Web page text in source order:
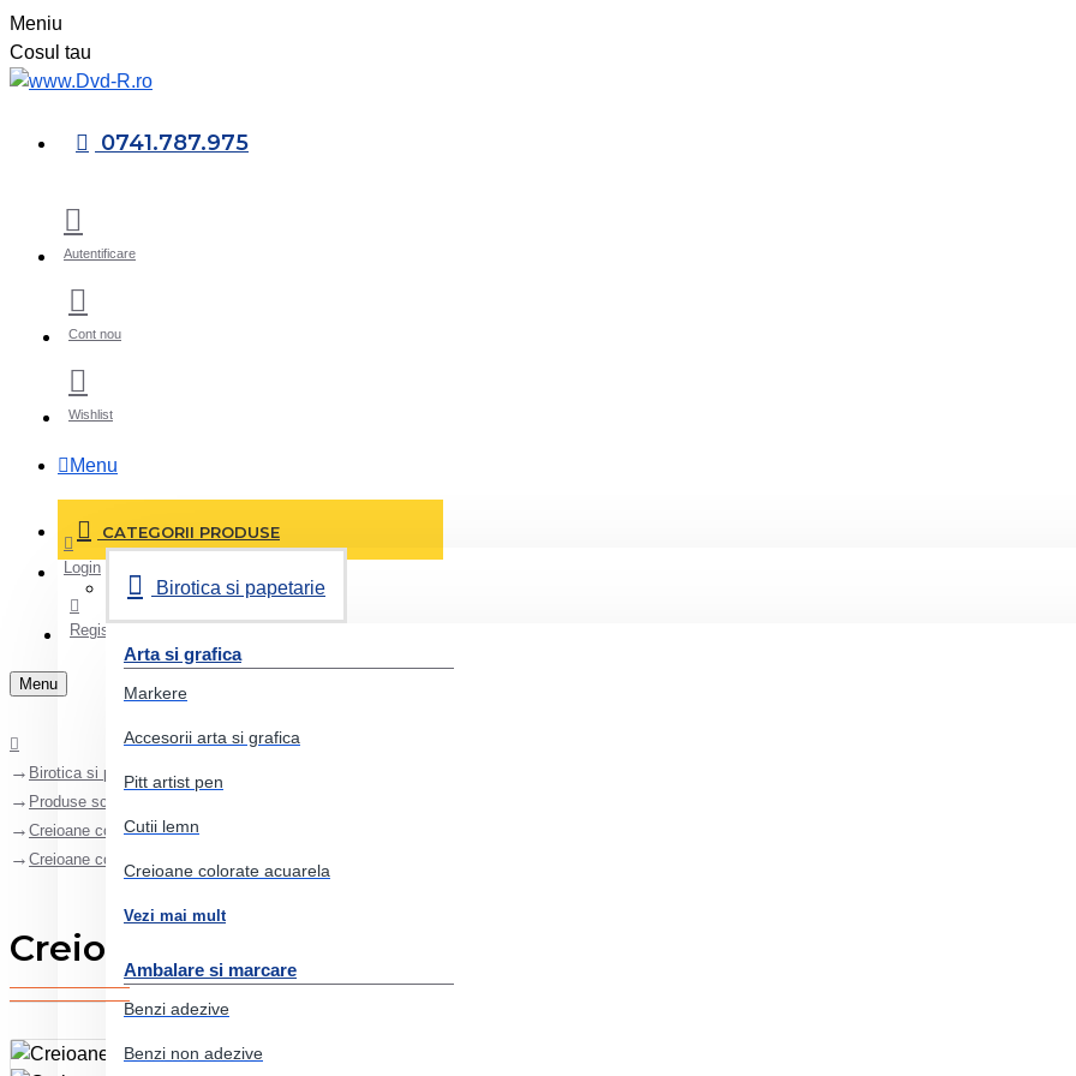
Meniu
Cosul tau
0741.787.975
Autentificare
Cont nou
Wishlist
Menu
CATEGORII PRODUSE
Birotica si papetarie
Arta si grafica
Markere
Accesorii arta si grafica
Pitt artist pen
Cutii lemn
Creioane colorate acuarela
Vezi mai mult
Ambalare si marcare
Benzi adezive
Benzi non adezive
Login
Register
Menu
Birotica si papetarie
Produse scolare
Creioane colorate
Creioane colorate 10 culori jumbo+ascutitoare faber-castell
Creioane colorate 10 culori jumbo+ascutitoare faber-